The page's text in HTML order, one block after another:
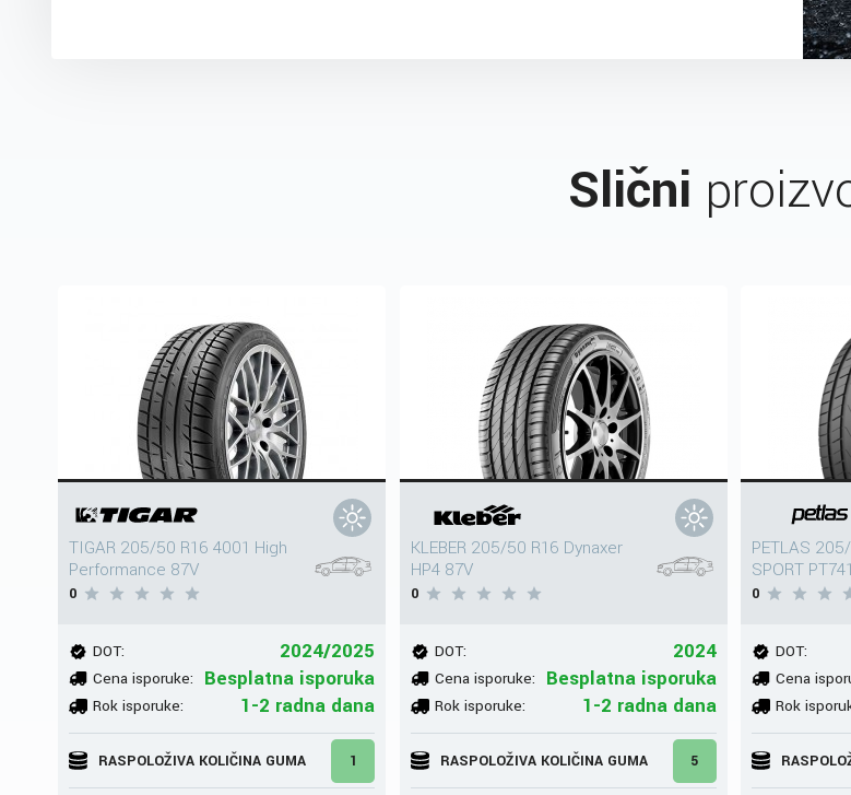
Slični
TIGAR 205/50 R16 4001 High
Performance 87V
0
DOT: 2024/2025
Cena isporuke: Besplatna isporuka
Rok isporuke: 1-2 radna dana
RASPOLOŽIVA KOLIČINA GUMA 1
KLEBER 205/50 R16 Dynaxer
HP4 87V
0
DOT: 2024
Cena isporuke: Besplatna isporuka
Rok isporuke: 1-2 radna dana
RASPOLOŽIVA KOLIČINA GUMA 5
PETLAS
SPORT
0
DOT:
Cena
Rok